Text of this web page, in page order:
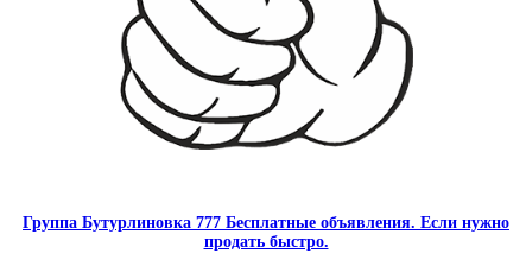
Группа Бутурлиновка 777 Бесплатные объявления. Если нужно
продать быстро.